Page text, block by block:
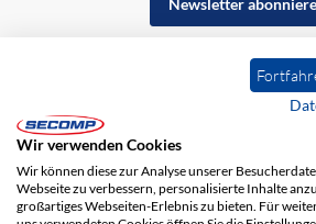
Newsletter
Wir verwenden Cookies
Wir können diese zur Analyse unserer
Webseite zu verbessern, personalisierte Inhalte
großartiges Webseiten-Erlebnis zu bieten. Für